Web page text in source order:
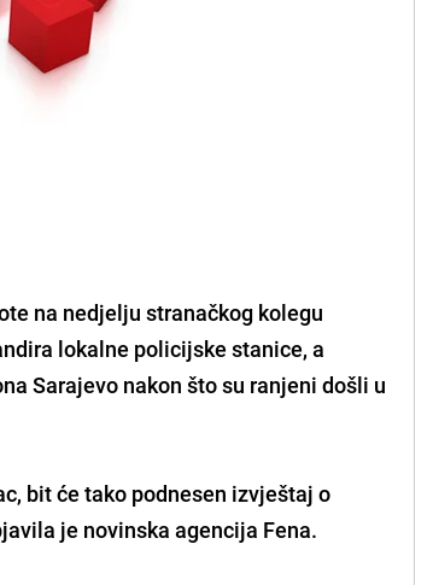
na nedjelju stranačkog kolegu
lokalne policijske stanice, a
Sarajevo nakon što su ranjeni došli u
bit će tako podnesen izvještaj o
je novinska agencija Fena.